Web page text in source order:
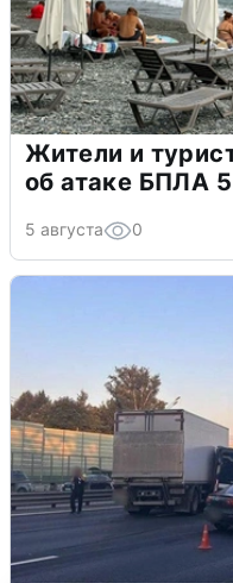
Жители и
об атаке БПЛА 5
5 августа 0